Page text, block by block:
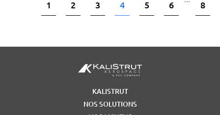
1 2 3 4 5 6 8
KALISTRUT
NOS SOLUTIONS